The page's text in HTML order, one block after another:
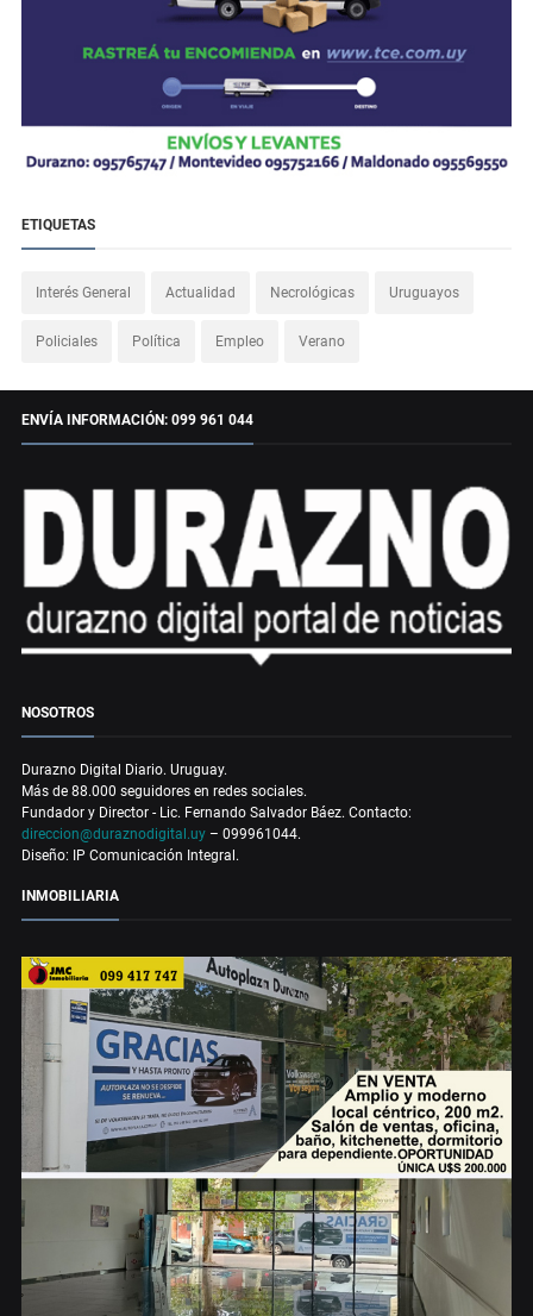
ETIQUETAS
Interés General Actualidad Necrológicas Uruguayos
Policiales Política Empleo Verano
ENVÍA INFORMACIÓN: 099 961 044
NOSOTROS
Durazno Digital Diario. Uruguay.
Más de 88.000 seguidores en redes sociales.
Fundador y Director - Lic. Fernando Salvador Báez. Contacto:
direccion@duraznodigital.uy – 099961044.
Diseño: IP Comunicación Integral.
INMOBILIARIA